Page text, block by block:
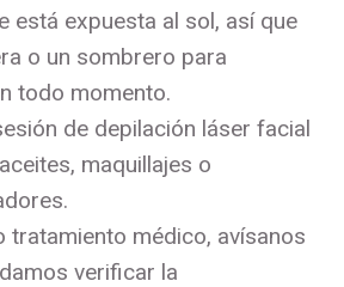
está expuesta al sol, así que
o un sombrero para
todo momento.
de depilación láser facial
maquillajes o
tratamiento médico, avísanos
verificar la